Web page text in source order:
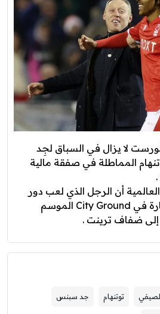
لا يزال في السباق لجِد
المماطلة في صفقة مالية
أن الرجل الذي لعب دور
البطولة على سبيل الإعارة في City Ground الموسم
ضفاف ترينت .
توتنهام جد سبنس